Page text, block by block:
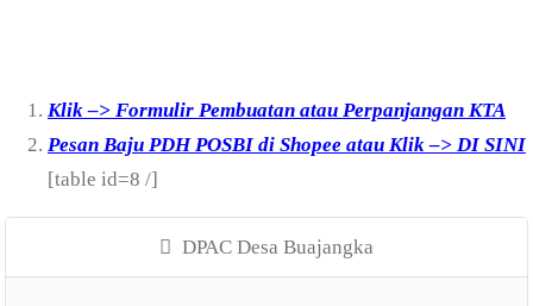
Klik –> Formulir Pembuatan atau Perpanjangan KTA
Pesan Baju PDH POSBI di Shopee atau Klik –> DI SINI
[table id=8 /]
DPAC Desa Buajangka